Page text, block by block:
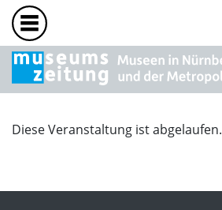
Diese Veranstaltung ist abgelaufen.